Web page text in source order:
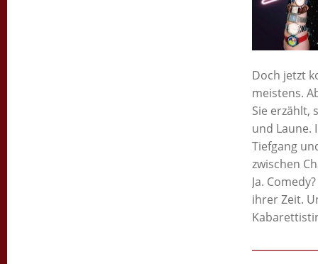
Doch jetzt
meistens.
Sie erzählt,
und Laune.
Tiefgang
zwischen
Ja.
ihrer Zeit.